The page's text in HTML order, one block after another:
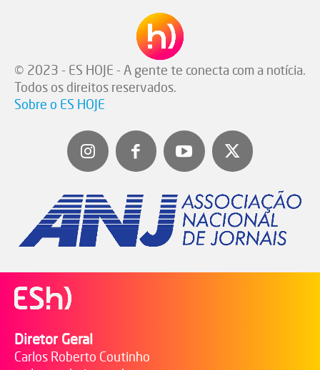
© 2023 - ES HOJE - A gente te conecta com a notícia.
Todos os direitos reservados.
Sobre o ES HOJE
Diretor Geral
Carlos Roberto Coutinho